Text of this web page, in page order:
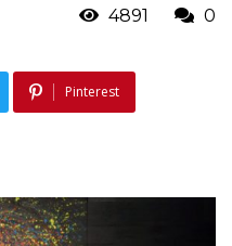
4891 0
Pinterest